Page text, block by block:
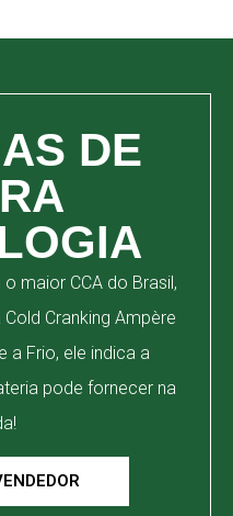
DE
maior CCA do Brasil,
Cranking Ampère
a Frio, ele indica a
pode fornecer na